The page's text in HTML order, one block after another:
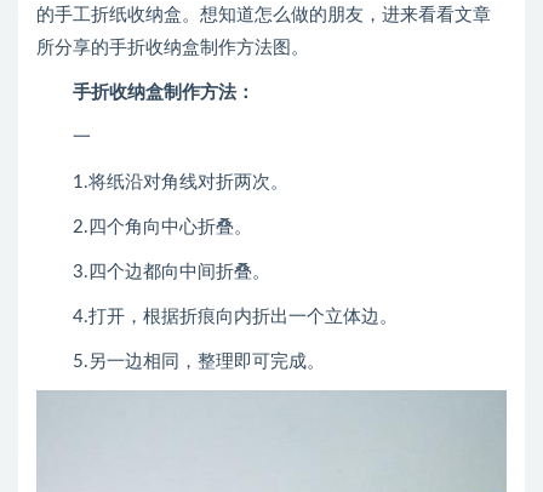
的手工折纸收纳盒。想知道怎么做的朋友，进来看看文章
所分享的手折收纳盒制作方法图。
手折收纳盒制作方法：
一
1.将纸沿对角线对折两次。
2.四个角向中心折叠。
3.四个边都向中间折叠。
4.打开，根据折痕向内折出一个立体边。
5.另一边相同，整理即可完成。